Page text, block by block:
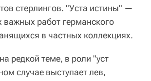
стерлингов. "Уста истины" —
работ германского
в частных коллекциях.
редкой теме, в роли "уст
случае выступает лев,